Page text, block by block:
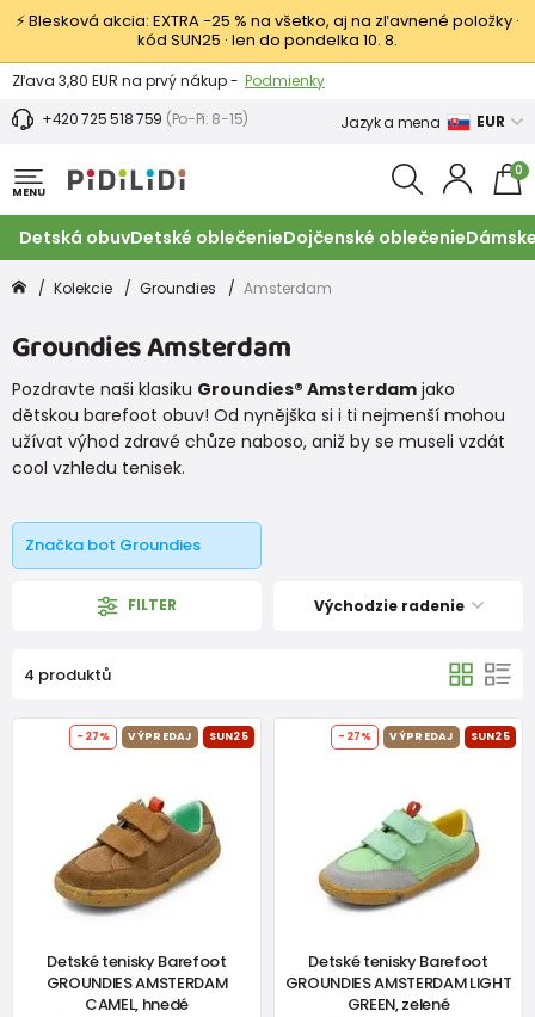
⚡ Blesková akcia: EXTRA −25 % na všetko, aj na zľavnené položky ·
kód SUN25 · len do pondelka 10. 8.
Výmena a vrátenie tovaru - Zobraziť
Zľava 3,80 EUR na prvý nákup - Podmienky
+420 725 518 759 (Po-Pi: 8-15) Jazyk a mena EUR
MENU
0
Detská obuvDetské oblečenieDojčenské oblečenie
Kolekcie Groundies Amsterdam
Groundies Amsterdam
Pozdravte naši klasiku Groundies® Amsterdam jako
dětskou barefoot obuv! Od nynějška si i ti nejmenší mohou
užívat výhod zdravé chůze naboso, aniž by se museli vzdát
cool vzhledu tenisek.
Značka bot Groundies
FILTER Východzie radenie
4 produktů
-27% VÝPREDAJ SUN25
Detské tenisky Barefoot
GROUNDIES AMSTERDAM
CAMEL, hnedé
-27% VÝPREDAJ SUN25
Detské tenisky Barefoot
GROUNDIES AMSTERDAM LIGHT
GREEN, zelené